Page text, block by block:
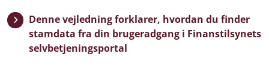
Denne vejledning forklarer, hvordan du finder
stamdata fra din brugeradgang i Finanstilsynets
selvbetjeningsportal